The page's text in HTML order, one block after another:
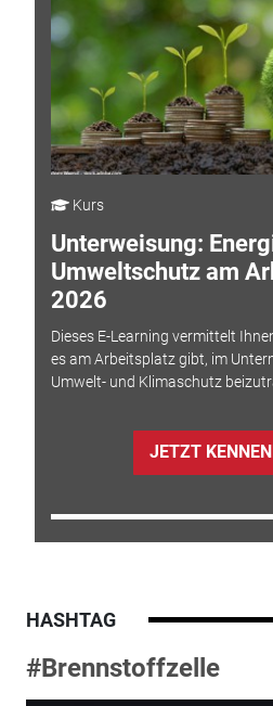
Kurs
Unterweisung:
Umweltschutz am
2026
Dieses E-Learning vermittelt
es am Arbeitsplatz gibt, im
Umwelt- und Klimaschutz
JETZT
HASHTAG
#Brennstoffzelle